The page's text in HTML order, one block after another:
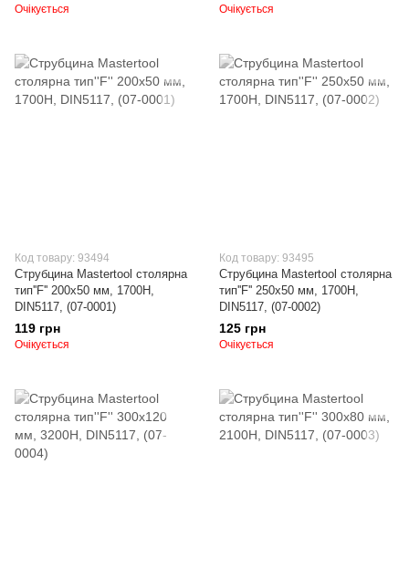
Очікується Очікується
Код товару: 93494
Струбцина Mastertool столярна
тип''F'' 200х50 мм, 1700Н,
DIN5117, (07-0001)
119 грн
Очікується
Код товару: 93495
Струбцина Mastertool столярна
тип''F'' 250х50 мм, 1700Н,
DIN5117, (07-0002)
125 грн
Очікується